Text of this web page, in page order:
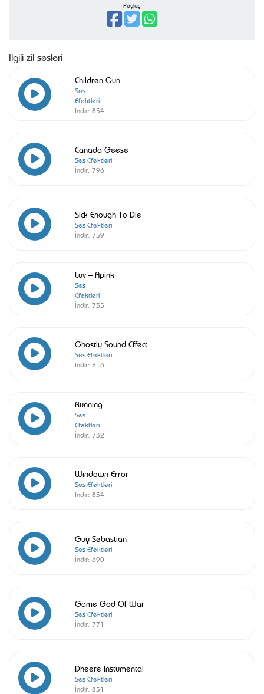
Paylaş
İlgili zil sesleri
Children Gun
Ses
Efektleri
İndir: 854
Canada Geese
Ses Efektleri
İndir: 796
Sick Enough To Die
Ses Efektleri
İndir: 759
Luv – Apink
Ses
Efektleri
İndir: 735
Ghostly Sound Effect
Ses Efektleri
İndir: 716
Running
Ses
Efektleri
İndir: 732
Windown Error
Ses Efektleri
İndir: 854
Guy Sebastian
Ses Efektleri
İndir: 690
Game God Of War
Ses Efektleri
İndir: 771
Dheere Instumental
Ses Efektleri
İndir: 851